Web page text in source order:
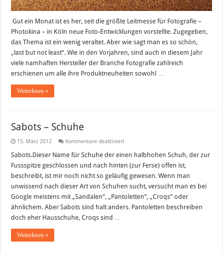
Gut ein Monat ist es her, seit die größte Leitmesse für Fotografie –
Photokina – in Köln neue Foto-Entwicklungen vorstellte. Zugegeben,
das Thema ist ein wenig veraltet. Aber wie sagt man es so schön,
„last but not least“. Wie in den Vorjahren, sind auch in diesem Jahr
viele namhaften Hersteller der Branche Fotografie zahlreich
erschienen um alle ihre Produktneuheiten sowohl …
Weiterlesen »
Sabots – Schuhe
15. März 2012 Kommentare deaktiviertfür
–
Sabots.Dieser Name für Schuhe der einen halbhohen Schuh, der zur
Fussspitze geschlossen und nach hinten (zur Ferse) offen ist,
beschreibt, ist mir noch nicht so geläufig gewesen. Wenn man
unwissend nach dieser Art von Schuhen sucht, versucht man es bei
Google meistens mit „Sandalen“, „Pantoletten“, „Croqs“ oder
ähnlichem. Aber Sabots sind halt anders. Pantoletten beschreiben
doch eher Hausschuhe, Croqs sind …
Weiterlesen »